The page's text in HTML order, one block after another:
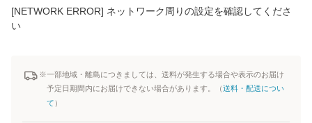
[NETWORK ERROR] ネットワーク周りの設定を確認してくださ
い
※一部地域・離島につきましては、送料が発生する場合や表示のお届け
予定日期間内にお届けできない場合があります。（送料・配送につい
て ）